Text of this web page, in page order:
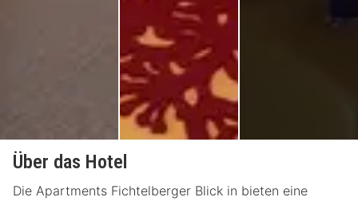
Über das Hotel
Die Apartments Fichtelberger Blick in bieten eine